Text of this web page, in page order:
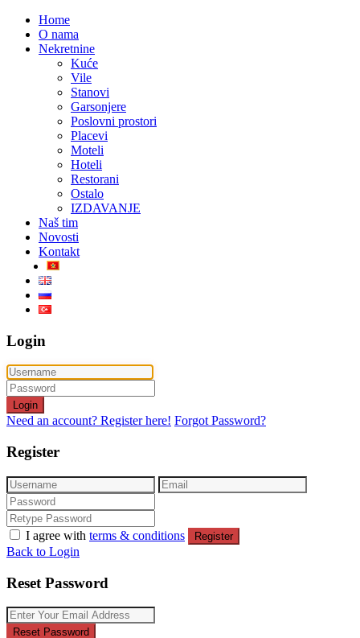
Home
O nama
Nekretnine
Kuće
Vile
Stanovi
Garsonjere
Poslovni prostori
Placevi
Moteli
Hoteli
Restorani
Ostalo
IZDAVANJE
Naš tim
Novosti
Kontakt
Login
Login
Need an account? Register here! Forgot Password?
Register
I agree with terms & conditions Register
Back to Login
Reset Password
Reset Password